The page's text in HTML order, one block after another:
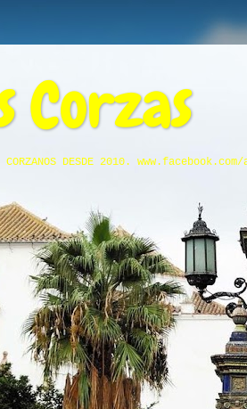
Corzas
DESDE 2010.